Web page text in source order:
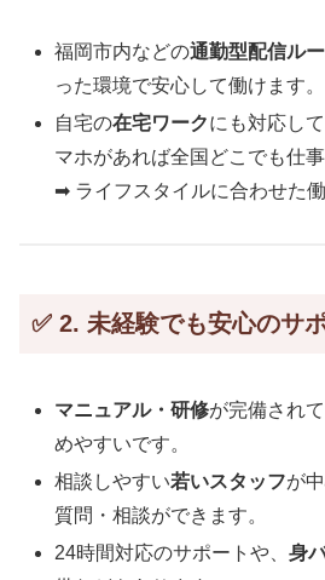
福岡市内などの通勤型配信ル
った環境で安心して働けます。
自宅の在宅ワークにも対応し
マホがあれば全国どこでも仕事
➡ ライフスタイルに合わせた
✅ 2. 未経験でも安心のサ
マニュアル・研修が完備され
めやすいです。
相談しやすい若いスタッフが
質問・相談ができます。
24時間対応のサポートや、身